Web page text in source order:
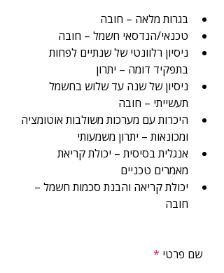
בגרות מלאה – חובה
טכנאי/הנדסאי חשמל – חובה
ניסיון רלוונטי של שנתיים לפחות
בתפקיד דומה – יתרון
ניסיון של שנה עד שלוש בחשמל
תעשייתי – חובה
היכרות עם מערכות משולבות אוטומציה
ומכונאות – יתרון משמעותי
אנגלית בסיסית – יכולת קריאת
מאמרים טכניים
יכולת קריאה והבנת סכמות חשמל –
חובה
שם פרטי